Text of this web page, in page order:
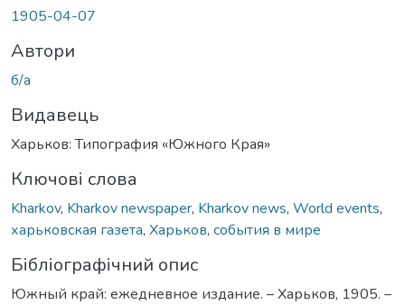
1905-04-07
Автори
б/а
Видавець
Харьков: Типография «Южного Края»
Ключові слова
Kharkov, Kharkov newspaper, Kharkov news, World events,
харьковская газета, Харьков, события в мире
Бібліографічний опис
Южный край: ежедневное издание. – Харьков, 1905. –